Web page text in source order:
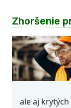
Zhoršenie
ale aj